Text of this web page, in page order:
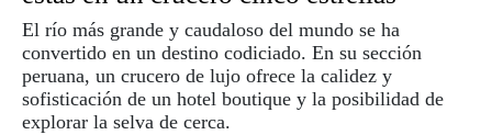
El río más grande y caudaloso del mundo se ha
convertido en un destino codiciado. En su sección
peruana, un crucero de lujo ofrece la calidez y
sofisticación de un hotel boutique y la posibilidad de
explorar la selva de cerca.